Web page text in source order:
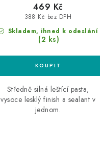
Skladem, ihned k odeslání
(2 ks)
388 Kč bez DPH
469 Kč
Středně silná leštící pasta,
vysoce lesklý finish a sealant v
jednom.